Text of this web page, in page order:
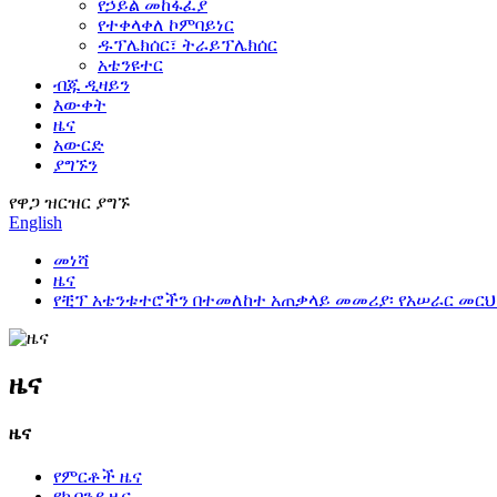
የኃይል መከፋፈያ
የተቀላቀለ ኮምባይነር
ዱፕሌክሰር፣ ትራይፕሌክሰር
አቴንዩተር
ብጁ ዲዛይን
እውቀት
ዜና
አውርድ
ያግኙን
የዋጋ ዝርዝር ያግኙ
English
መነሻ
ዜና
የቺፕ አቴንቱተሮችን በተመለከተ አጠቃላይ መመሪያ፡ የአሠራር
ዜና
ዜና
የምርቶች ዜና